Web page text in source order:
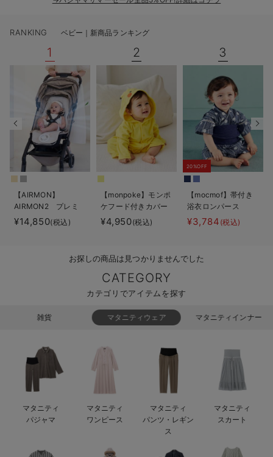
ベビー アウター
ベビー セットアップ
スタイ・よだれかけ（新生児・ベビー）
ベビー帽子（新生児・乳児）
新生児スリーパー・ベビーパジャマ
ベビー リュック
ベビー 小物
メモリアルグッズ
授乳・調乳・お食事
赤ちゃん 洗剤・洗濯用品・お掃除
赤ちゃん お風呂・ベビースキンケア
おむつ関連グッズ
袴ロンパース特集
Tシャツブラ
ブラトップ
親子セット
快適機能ウェア特集 トップス
快適機能ウェア特集 ボトムス
快適機能ウェア特集 パジャマ
erbaviva（エルバビーバ）
安心の日本製。先輩ママが買ってよかった！本当に必要な出産準備品
買って正解！高評価レビューアイテム
冬に可愛いニットがお得！
親子コーデ｜ママとベビーにおすすめ！
便利な育児家電
Gift Selection 出産祝い
保育園・入園準備特集
ファルスカ
セットアップ派
フォーマル / オケー
定番ギフト
かわいくておもしろ
何枚あっても嬉しい
長く使えるアイテム
お部屋映えアイテム
あったか度◎
RANKING ベビー｜新商品ランキング
1
【AIRMON】
AIRMON2 プレミ
アム
¥14,850(税込)
2
【monpoke】モンポ
ケフード付きカバー
オール
¥4,950(税込)
3
20%OFF
【mocmof】帯付き
浴衣ロンパース
¥3,784 (税込)
お探しの商品は見つかりませんでした
CATEGORY
カテゴリでアイテムを探す
雑貨 マタニティウェア マタニティインナー
マタニティ
パジャマ
マタニティ
ワンピース
マタニティ
パンツ・レギン
ス
マタニティ
スカート